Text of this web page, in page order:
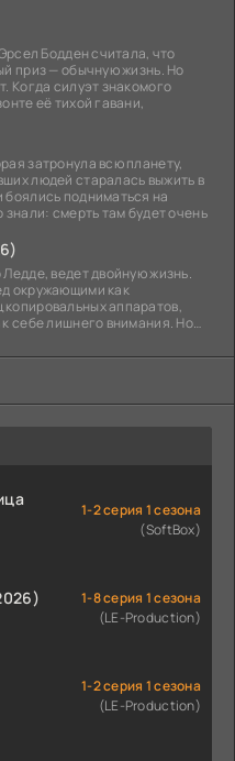
Бодден считала, что
приз — обычную жизнь. Но
Когда силуэт знакомого
её тихой гавани,
затронула всю планету,
людей старалась выжить в
подниматься на
знали: смерть там будет очень
ведет двойную жизнь.
окружающими как
аппаратов,
себе лишнего внимания. Но
1-2 серия 1 сезона
(SoftBox)
1-8 серия 1 сезона
(LE-Production)
1-2 серия 1 сезона
(LE-Production)